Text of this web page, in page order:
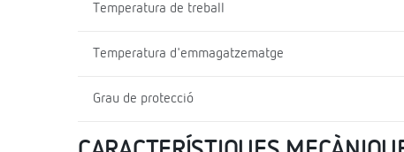
Temperatura de treball
Temperatura d'emmagatzematge
Grau de protecció